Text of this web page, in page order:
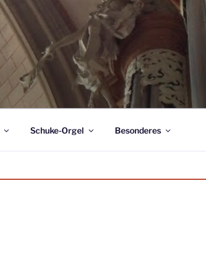
Schuke-Orgel Besonderes